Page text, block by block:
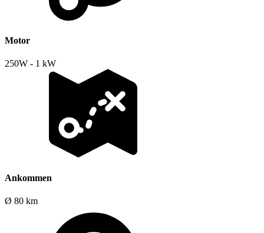
Motor
250W - 1 kW
Ankommen
Ø 80 km